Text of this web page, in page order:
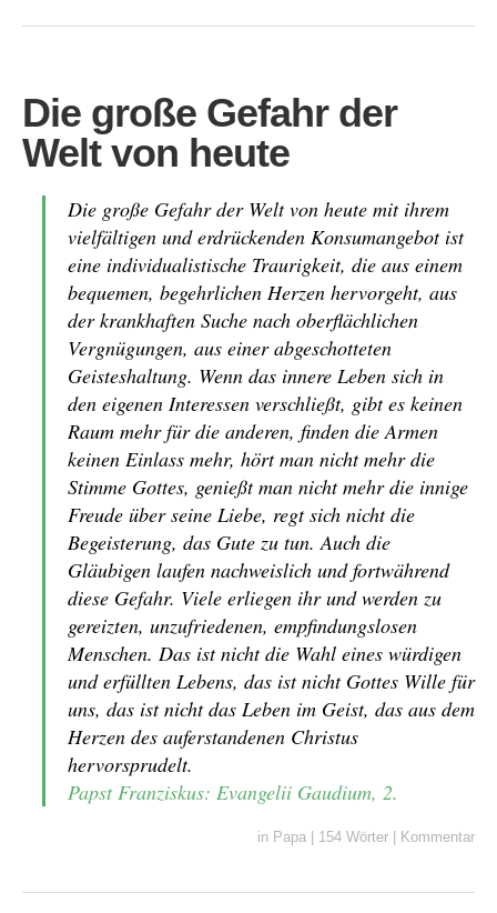
Die große Gefahr der
Welt von heute
Die große Gefahr der Welt von heute mit ihrem
vielfältigen und erdrückenden Konsumangebot ist
eine individualistische Traurigkeit, die aus einem
bequemen, begehrlichen Herzen hervorgeht, aus
der krankhaften Suche nach oberflächlichen
Vergnügungen, aus einer abgeschotteten
Geisteshaltung. Wenn das innere Leben sich in
den eigenen Interessen verschließt, gibt es keinen
Raum mehr für die anderen, finden die Armen
keinen Einlass mehr, hört man nicht mehr die
Stimme Gottes, genießt man nicht mehr die innige
Freude über seine Liebe, regt sich nicht die
Begeisterung, das Gute zu tun. Auch die
Gläubigen laufen nachweislich und fortwährend
diese Gefahr. Viele erliegen ihr und werden zu
gereizten, unzufriedenen, empfindungslosen
Menschen. Das ist nicht die Wahl eines würdigen
und erfüllten Lebens, das ist nicht Gottes Wille für
uns, das ist nicht das Leben im Geist, das aus dem
Herzen des auferstandenen Christus
hervorsprudelt.
Papst Franziskus: Evangelii Gaudium, 2.
in Papa 154 Wörter Kommentar